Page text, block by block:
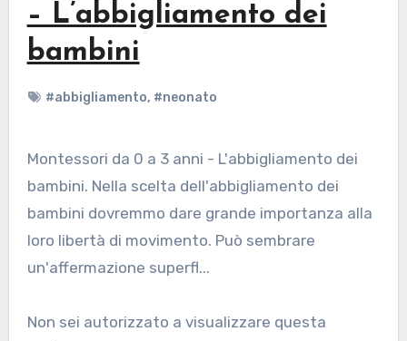
– L’abbigliamento dei
bambini
#abbigliamento, #neonato
Montessori da 0 a 3 anni - L'abbigliamento dei
bambini. Nella scelta dell'abbigliamento dei
bambini dovremmo dare grande importanza alla
loro libertà di movimento. Può sembrare
un'affermazione superfl...
Non sei autorizzato a visualizzare questa